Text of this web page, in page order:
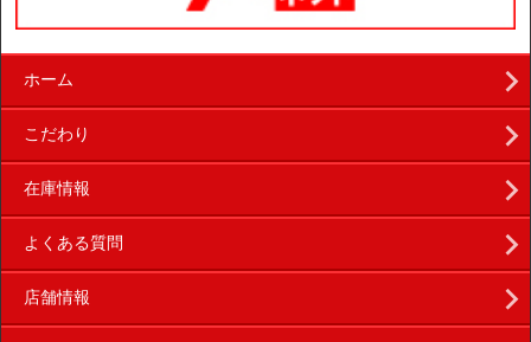
ホーム
こだわり
在庫情報
よくある質問
店舗情報